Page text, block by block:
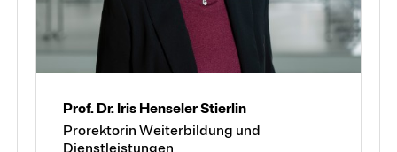
Weiterbildungssuche
Digitalität und KI
Prof. Dr. Iris Henseler Stierlin
Prorektorin Weiterbildung und
Dienstleistungen